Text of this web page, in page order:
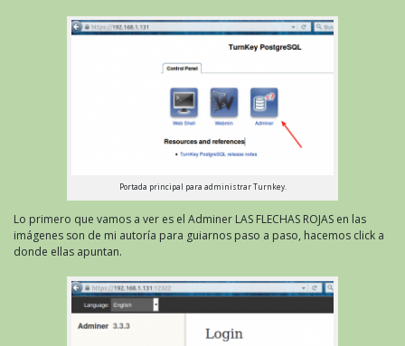
Portada principal para administrar Turnkey.
Lo primero que vamos a ver es el Adminer LAS FLECHAS ROJAS en las
imágenes son de mi autoría para guiarnos paso a paso, hacemos click a
donde ellas apuntan.